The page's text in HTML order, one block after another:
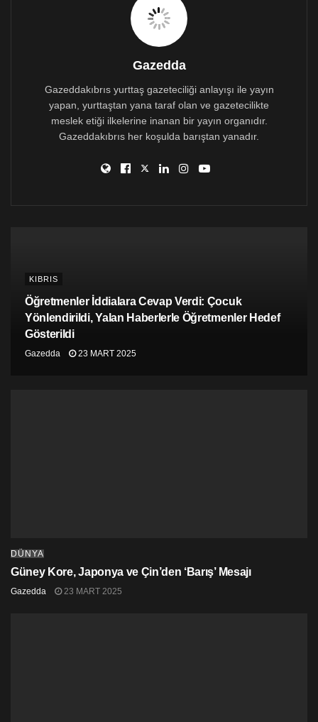
— Paul J. Verhagen (高保罗）
(@PJverhagen)February 7, 2019
Lise ve ortaokul öğrencilerinden oluşan 20 bine yakın
gitmenin anlamını da sorguluyor.
Climate march of school students passing by
our office!#ClimateStrike
pic.twitter.com/BVsmtLkrjq
Gazedda
Gazeddakıbrıs yurttaş gazeteciliği anlayışı ile yayın
yapan, yurttaştan yana taraf olan ve gazetecilikte
meslek etiği ilkelerine inanan bir yayın organıdır.
Gazeddakıbrıs her koşulda barıştan yanadır.
KIBRIS
Öğretmenler İddialara Cevap Verdi: Çocuk
Yönlendirildi, Yalan Haberlerle Öğretmenler Hedef
Gösterildi
Gazedda 23 MART 2025
DÜNYA
Güney Kore, Japonya ve Çin’den ‘Barış’ Mesajı
Gazedda 23 MART 2025